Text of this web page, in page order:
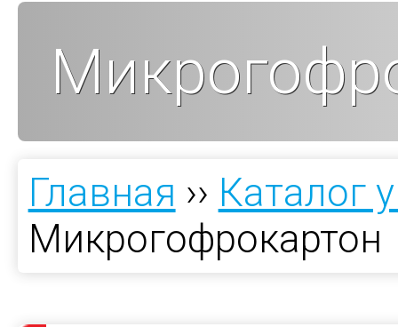
Главная ›› Каталог
Микрогофрокартон